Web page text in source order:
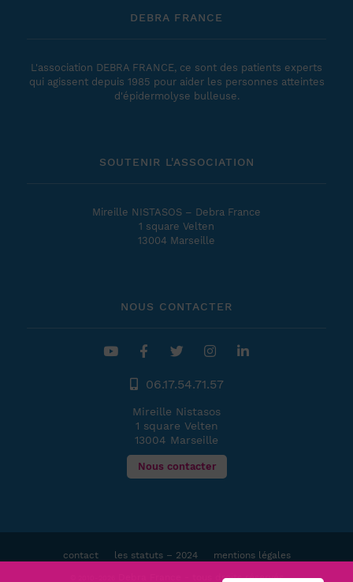
DEBRA FRANCE
L'association DEBRA FRANCE, ce sont des patients experts
qui agissent depuis 1985 pour aider les personnes atteintes
d'épidermolyse bulleuse.
SOUTENIR L'ASSOCIATION
Mireille NISTASOS – Debra France
1 square Velten
13004 Marseille
NOUS CONTACTER
06.17.54.71.57
Mireille Nistasos
1 square Velten
13004 Marseille
Nous contacter
contact les statuts – 2024 mentions légales
Debra France - tous droits réservés